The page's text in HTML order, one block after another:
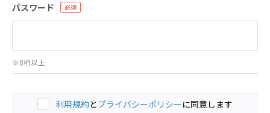
パスワード
※8桁以上
利用規約とプライバシーポリシーに同意します